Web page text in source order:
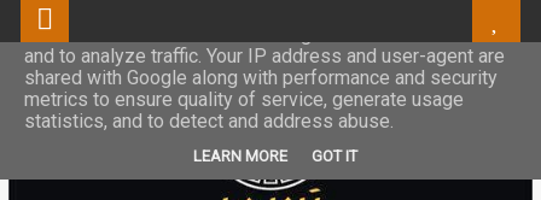
This site uses cookies from Google to deliver its services
and to analyze traffic. Your IP address and user-agent are
shared with Google along with performance and security
metrics to ensure quality of service, generate usage
statistics, and to detect and address abuse.
LEARN MORE GOT IT